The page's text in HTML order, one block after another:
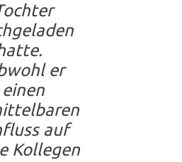
er
einen
auf
Kollegen